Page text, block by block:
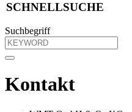
SCHNELLSUCHE
Suchbegriff
Kontakt